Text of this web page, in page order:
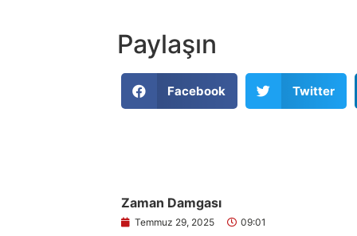
Paylaşın
Facebook Twitter
Zaman Damgası
Temmuz 29, 2025 09:01